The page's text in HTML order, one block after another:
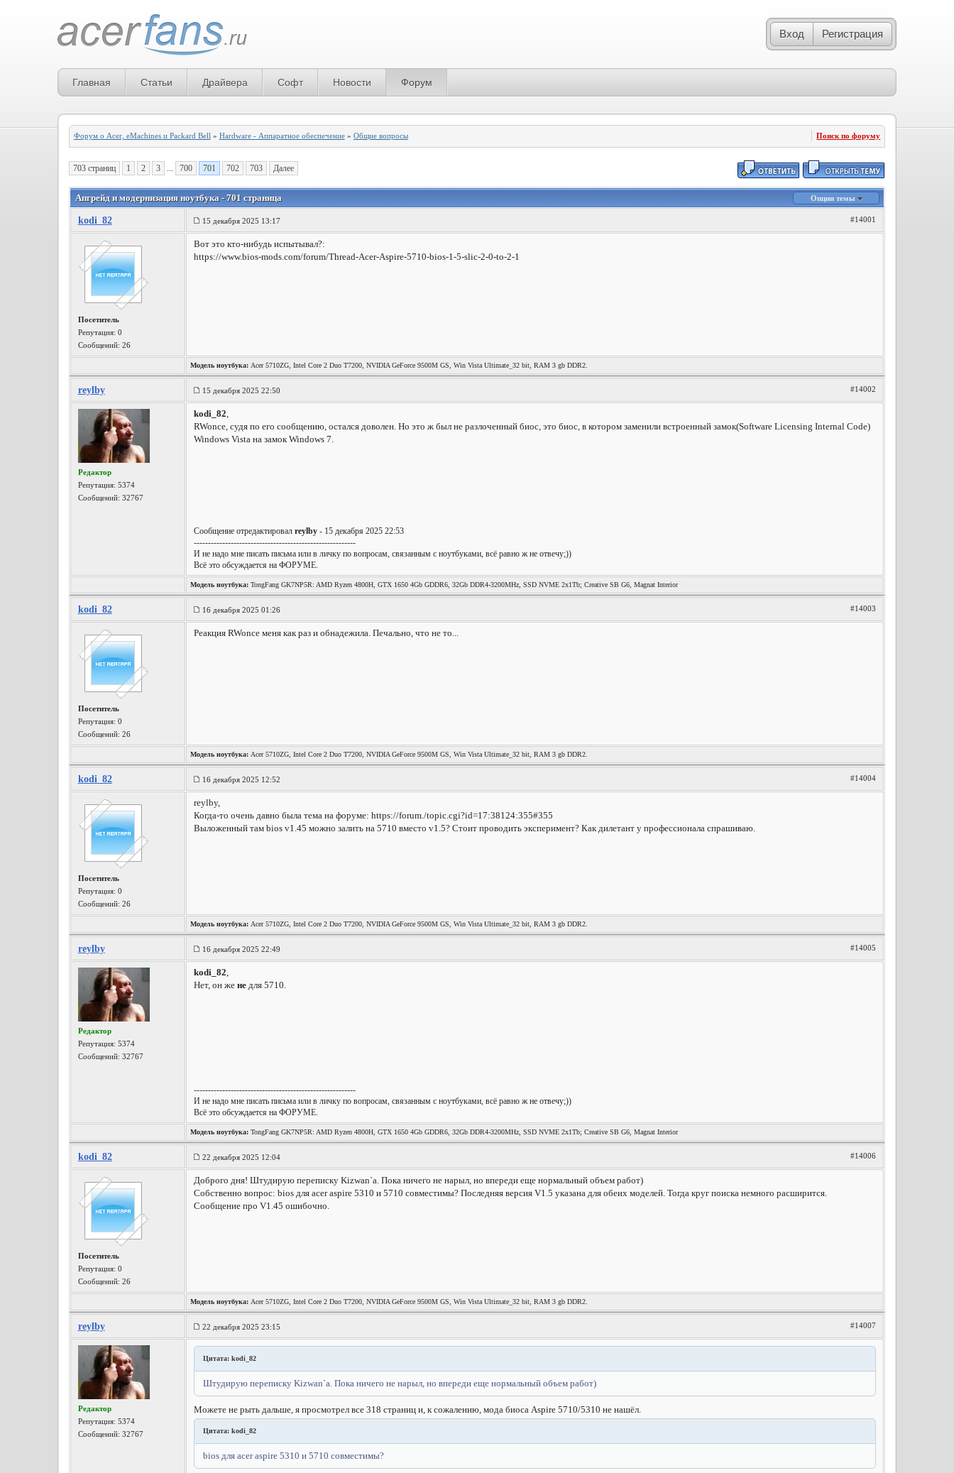
Вход Регистрация
Главная Статьи Драйвера Софт Новости Форум
Форум о Acer, eMachines и Packard Bell » Hardware - Аппаратное обеспечение» Общие вопросы Поиск по форуму
703 страниц 1 2 3 ... 700 701 702 703 Далее
Апгрейд и модернизация ноутбука - 701 страница Опции темы
kodi_82 15 декабря 2025 13:17 #14001
Посетитель
Репутация: 0
Сообщений: 26
Вот это кто-нибудь испытывал?:
https://www.bios-mods.com/forum/Thread-Acer-Aspire-5710-bios-1-5-slic-2-0-to-2-1
Модель ноутбука:Acer 5710ZG, Intel Core 2 Duo T7200, NVIDIA GeForce 9500M GS, Win Vista Ultimate_32 bit, RAM 3 gb DDR2.
reylby 15 декабря 2025 22:50 #14002
Редактор
Репутация: 5374
Сообщений: 32767
kodi_82,
RWonce, судя по его сообщению, остался доволен. Но это ж был не разлоченный биос, это биос, в котором заменили встроенный замок(Software Licensing Internal Code)
Windows Vista на замок Windows 7.
Сообщение отредактировал reylby- 15 декабря 2025 22:53
---------------------------------------------------------
И не надо мне писать письма или в личку по вопросам, связанным с ноутбуками, всё равно ж не отвечу;))
Всё это обсуждается на ФОРУМЕ.
Модель ноутбука:TongFang GK7NP5R: AMD Ryzen 4800H, GTX 1650 4Gb GDDR6, 32Gb DDR4-3200MHz, SSD NVME 2x1Tb; Creative SB G6, Magnat Interior
Wireless, Win10 x64, etc.
kodi_82 16 декабря 2025 01:26 #14003
Посетитель
Репутация: 0
Сообщений: 26
Реакция RWonce меня как раз и обнадежила. Печально, что не то...
Модель ноутбука:Acer 5710ZG, Intel Core 2 Duo T7200, NVIDIA GeForce 9500M GS, Win Vista Ultimate_32 bit, RAM 3 gb DDR2.
kodi_82 16 декабря 2025 12:52 #14004
Посетитель
Репутация: 0
Сообщений: 26
reylby,
Когда-то очень давно была тема на форуме: https://forum./topic.cgi?id=17:38124:355#355
Выложенный там bios v1.45 можно залить на 5710 вместо v1.5? Стоит проводить эксперимент? Как дилетант у профессионала спрашиваю.
Модель ноутбука:Acer 5710ZG, Intel Core 2 Duo T7200, NVIDIA GeForce 9500M GS, Win Vista Ultimate_32 bit, RAM 3 gb DDR2.
reylby 16 декабря 2025 22:49 #14005
Редактор
Репутация: 5374
Сообщений: 32767
kodi_82,
Нет, он же недля 5710.
---------------------------------------------------------
И не надо мне писать письма или в личку по вопросам, связанным с ноутбуками, всё равно ж не отвечу;))
Всё это обсуждается на ФОРУМЕ.
Модель ноутбука:TongFang GK7NP5R: AMD Ryzen 4800H, GTX 1650 4Gb GDDR6, 32Gb DDR4-3200MHz, SSD NVME 2x1Tb; Creative SB G6, Magnat Interior
Wireless, Win10 x64, etc.
kodi_82 22 декабря 2025 12:04 #14006
Посетитель
Репутация: 0
Сообщений: 26
Доброго дня! Штудирую переписку Kizwan`a. Пока ничего не нарыл, но впереди еще нормальный объем работ)
Собственно вопрос: bios для acer aspire 5310 и 5710 совместимы? Последняя версия V1.5 указана для обеих моделей. Тогда круг поиска немного расширится.
Сообщение про V1.45 ошибочно.
Модель ноутбука:Acer 5710ZG, Intel Core 2 Duo T7200, NVIDIA GeForce 9500M GS, Win Vista Ultimate_32 bit, RAM 3 gb DDR2.
reylby 22 декабря 2025 23:15 #14007
Редактор
Репутация: 5374
Сообщений: 32767
Цитата: kodi_82
Штудирую переписку Kizwan`a. Пока ничего не нарыл, но впереди еще нормальный объем работ)
Можете не рыть дальше, я просмотрел все 318 страниц и, к сожалению, мода биоса Aspire 5710/5310 не нашёл.
Цитата: kodi_82
bios для acer aspire 5310 и 5710 совместимы?